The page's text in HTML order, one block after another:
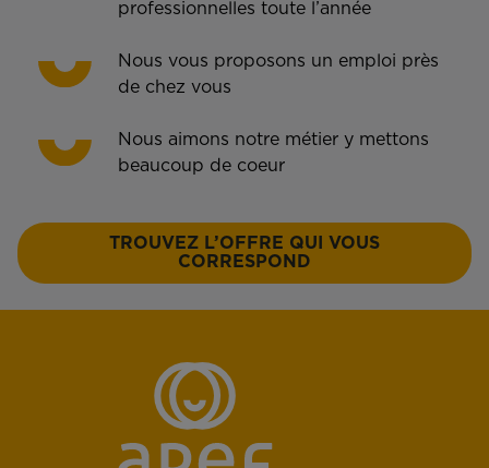
professionnelles toute l’année
Nous vous proposons un emploi près
de chez vous
Nous aimons notre métier y mettons
beaucoup de coeur
TROUVEZ L’OFFRE QUI VOUS
CORRESPOND